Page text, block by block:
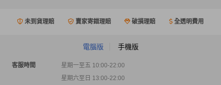
未到貨理賠 賣家寄錯理賠 破損理賠 全透明費用
電腦版 手機版
客服時間
星期一至五 10:00-22:00
星期六至日 13:00-22:00